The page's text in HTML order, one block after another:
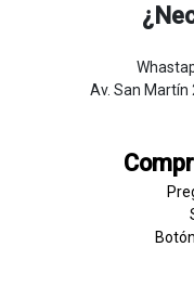
Av. San Martín